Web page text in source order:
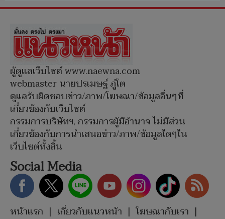
ผู้ดูแลเว็บไซต์ www.naewna.com
webmaster นายปรเมษฐ์ ภู่โต
ดูแลรับผิดชอบข่าว/ภาพ/โฆษณา/ข้อมูลอื่นๆที่
เกี่ยวข้องกับเว็บไซต์
กรรมการบริษัทฯ, กรรมการผู้มีอำนาจ ไม่มีส่วน
เกี่ยวข้องกับการนำเสนอข่าว/ภาพ/ข้อมูลใดๆใน
เว็บไซต์ทั้งสิ้น
Social Media
หน้าแรก | เกี่ยวกับแนวหน้า | โฆษณากับเรา |